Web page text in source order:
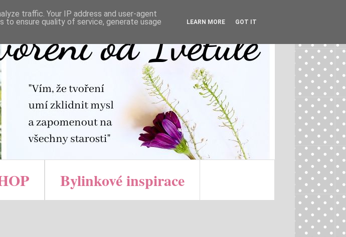
Bylinkové inspirace
traffic. Your IP address and user-agent
to ensure quality of service, generate usage
LEARN MORE GOT IT